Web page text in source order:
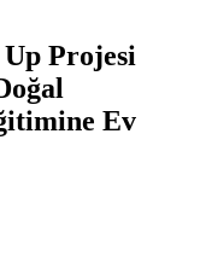
Projesi
Ev